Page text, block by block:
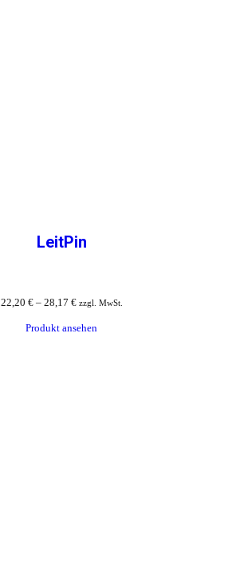
LeitPin
22,20 €– 28,17 € zzgl. MwSt.
Produkt ansehen